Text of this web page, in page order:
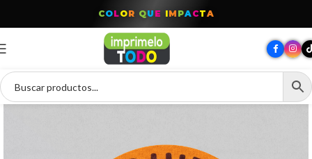
COLOR QU E IM PACTA